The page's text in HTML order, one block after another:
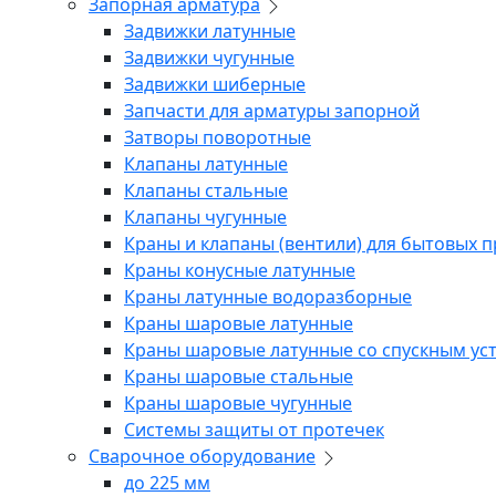
Запорная арматура
Задвижки латунные
Задвижки чугунные
Задвижки шиберные
Запчасти для арматуры запорной
Затворы поворотные
Клапаны латунные
Клапаны стальные
Клапаны чугунные
Краны и клапаны (вентили) для бытовых
Краны конусные латунные
Краны латунные водоразборные
Краны шаровые латунные
Краны шаровые латунные со спускным
Краны шаровые стальные
Краны шаровые чугунные
Системы защиты от протечек
Сварочное оборудование
до 225 мм